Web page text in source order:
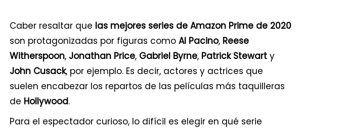
Caber resaltar que las mejores series de Amazon Prime de 2020
son protagonizadas por figuras como Al Pacino, Reese
Witherspoon, Jonathan Price, Gabriel Byrne, Patrick Stewarty
John Cusack, por ejemplo. Es decir, actores y actrices que
suelen encabezar los repartos de las películas más taquilleras
de Hollywood.
Para el espectador curioso, lo difícil es elegir en qué serie